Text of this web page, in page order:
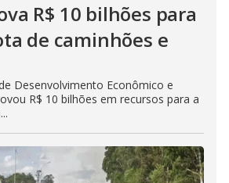
R$ 10 bilhões para
de caminhões e
Desenvolvimento Econômico e
R$ 10 bilhões em recursos para a